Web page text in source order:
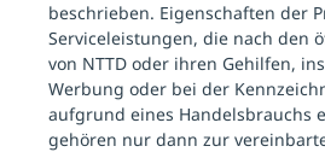
beschrieben. Eigenschaften der
Serviceleistungen, die nach den
von NTTD oder ihren Gehilfen,
Werbung oder bei der
aufgrund eines Handelsbrauchs
gehören nur dann zur